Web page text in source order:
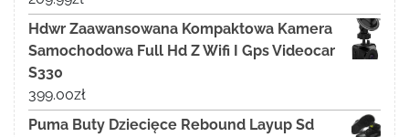
Hdwr Zaawansowana Kompaktowa Kamera
Samochodowa Full Hd Z Wifi I Gps Videocar
S330
399.00zł
Puma Buty Dziecięce Rebound Layup Sd